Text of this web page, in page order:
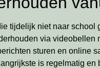
tijdelijk niet naar school
via videobellen
sturen en online
is regelmatig en